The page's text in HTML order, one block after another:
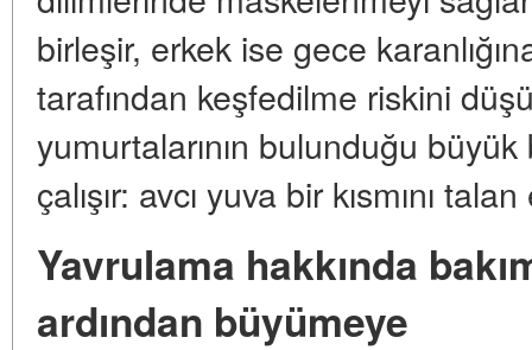
birleşir, erkek ise gece
tarafından keşfedilme riskini
yumurtalarının bulunduğu
çalışır: avcı yuva bir kısmını
Yavrulama hakkında
ardından büyümeye